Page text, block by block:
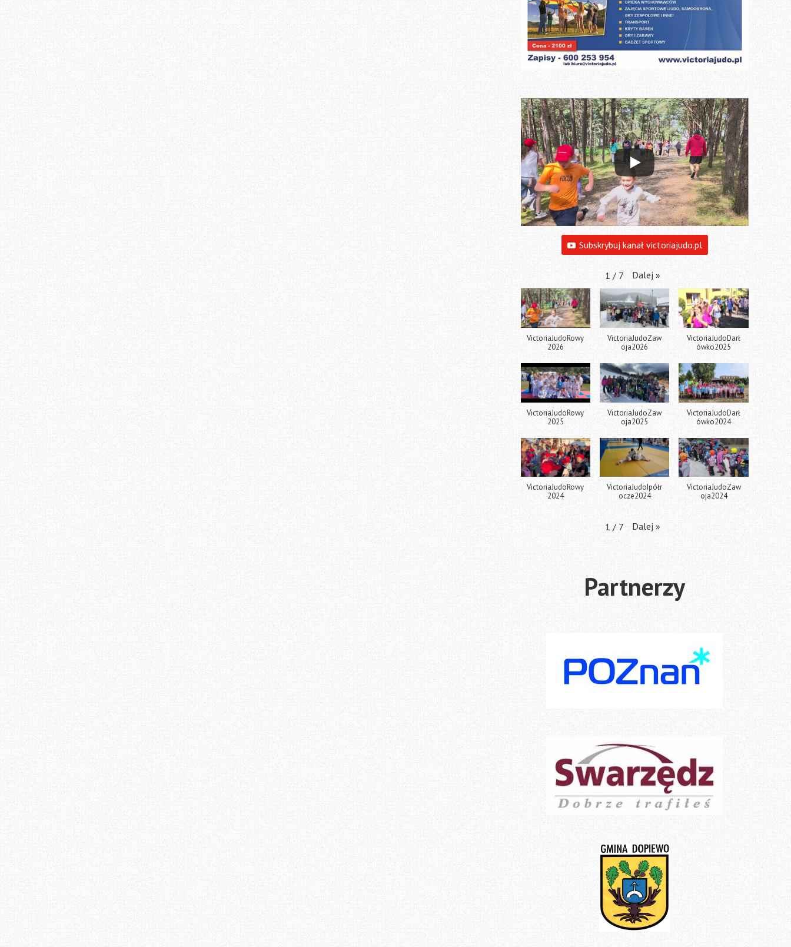
Subskrybuj kanał victoriajudo.pl
1 / 7 Dalej »
VictoriaJudoRowy
2026
VictoriaJudoZaw
oja2026
VictoriaJudoDarł
ówko2025
VictoriaJudoRowy
2025
VictoriaJudoZaw
oja2025
VictoriaJudoDarł
ówko2024
VictoriaJudoRowy
2024
VictoriaJudoIpółr
ocze2024
VictoriaJudoZaw
oja2024
1 / 7 Dalej »
Partnerzy